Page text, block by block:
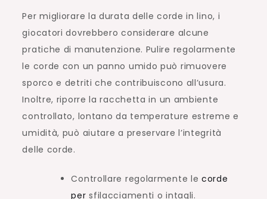
Per migliorare la durata delle corde in lino, i
giocatori dovrebbero considerare alcune
pratiche di manutenzione. Pulire regolarmente
le corde con un panno umido può rimuovere
sporco e detriti che contribuiscono all’usura.
Inoltre, riporre la racchetta in un ambiente
controllato, lontano da temperature estreme e
umidità, può aiutare a preservare l’integrità
delle corde.
Controllare regolarmente lecorde
per sfilacciamenti o intagli.